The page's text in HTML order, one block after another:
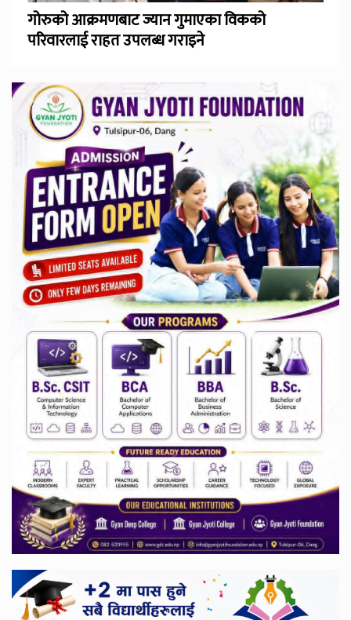
गोरुको आक्रमणबाट ज्यान गुमाएका विकको
परिवारलाई राहत उपलब्ध गराइने